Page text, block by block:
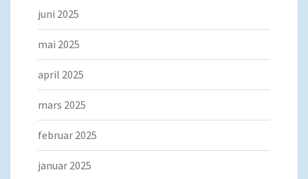
juni 2025
mai 2025
april 2025
mars 2025
februar 2025
januar 2025